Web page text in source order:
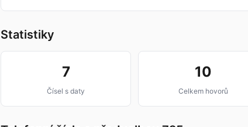
Statistiky
7
Čísel s daty
10
Celkem hovorů